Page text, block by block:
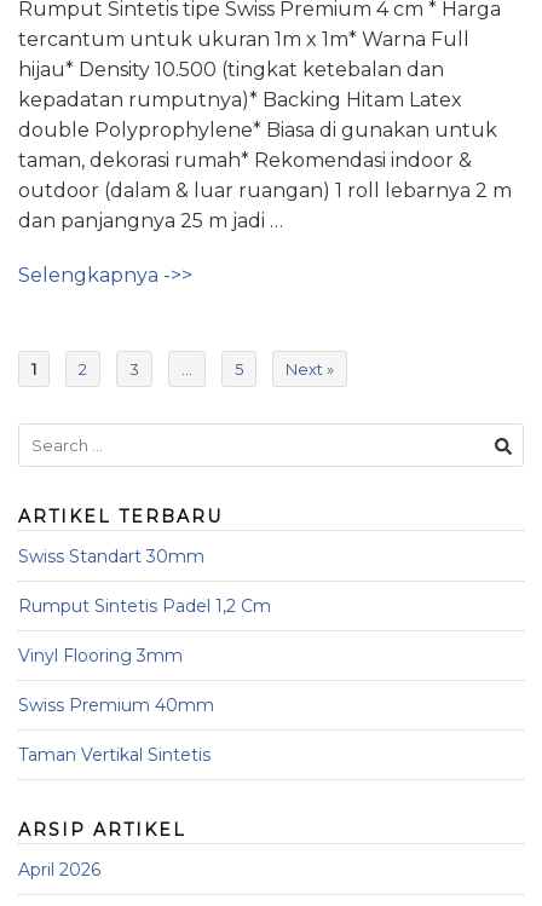
Rumput Sintetis tipe Swiss Premium 4 cm * Harga
tercantum untuk ukuran 1m x 1m* Warna Full
hijau* Density 10.500 (tingkat ketebalan dan
kepadatan rumputnya)* Backing Hitam Latex
double Polyprophylene* Biasa di gunakan untuk
taman, dekorasi rumah* Rekomendasi indoor &
outdoor (dalam & luar ruangan) 1 roll lebarnya 2 m
dan panjangnya 25 m jadi …
Selengkapnya ->>
1 2 3 5 Next »
ARTIKEL TERBARU
Swiss Standart 30mm
Rumput Sintetis Padel 1,2 Cm
Vinyl Flooring 3mm
Swiss Premium 40mm
Taman Vertikal Sintetis
ARSIP ARTIKEL
April 2026